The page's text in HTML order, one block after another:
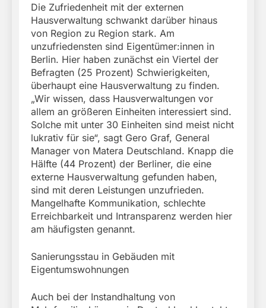
Die Zufriedenheit mit der externen
Hausverwaltung schwankt darüber hinaus
von Region zu Region stark. Am
unzufriedensten sind Eigentümer:innen in
Berlin. Hier haben zunächst ein Viertel der
Befragten (25 Prozent) Schwierigkeiten,
überhaupt eine Hausverwaltung zu finden.
„Wir wissen, dass Hausverwaltungen vor
allem an größeren Einheiten interessiert sind.
Solche mit unter 30 Einheiten sind meist nicht
lukrativ für sie“, sagt Gero Graf, General
Manager von Matera Deutschland. Knapp die
Hälfte (44 Prozent) der Berliner, die eine
externe Hausverwaltung gefunden haben,
sind mit deren Leistungen unzufrieden.
Mangelhafte Kommunikation, schlechte
Erreichbarkeit und Intransparenz werden hier
am häufigsten genannt.
Sanierungsstau in Gebäuden mit
Eigentumswohnungen
Auch bei der Instandhaltung von